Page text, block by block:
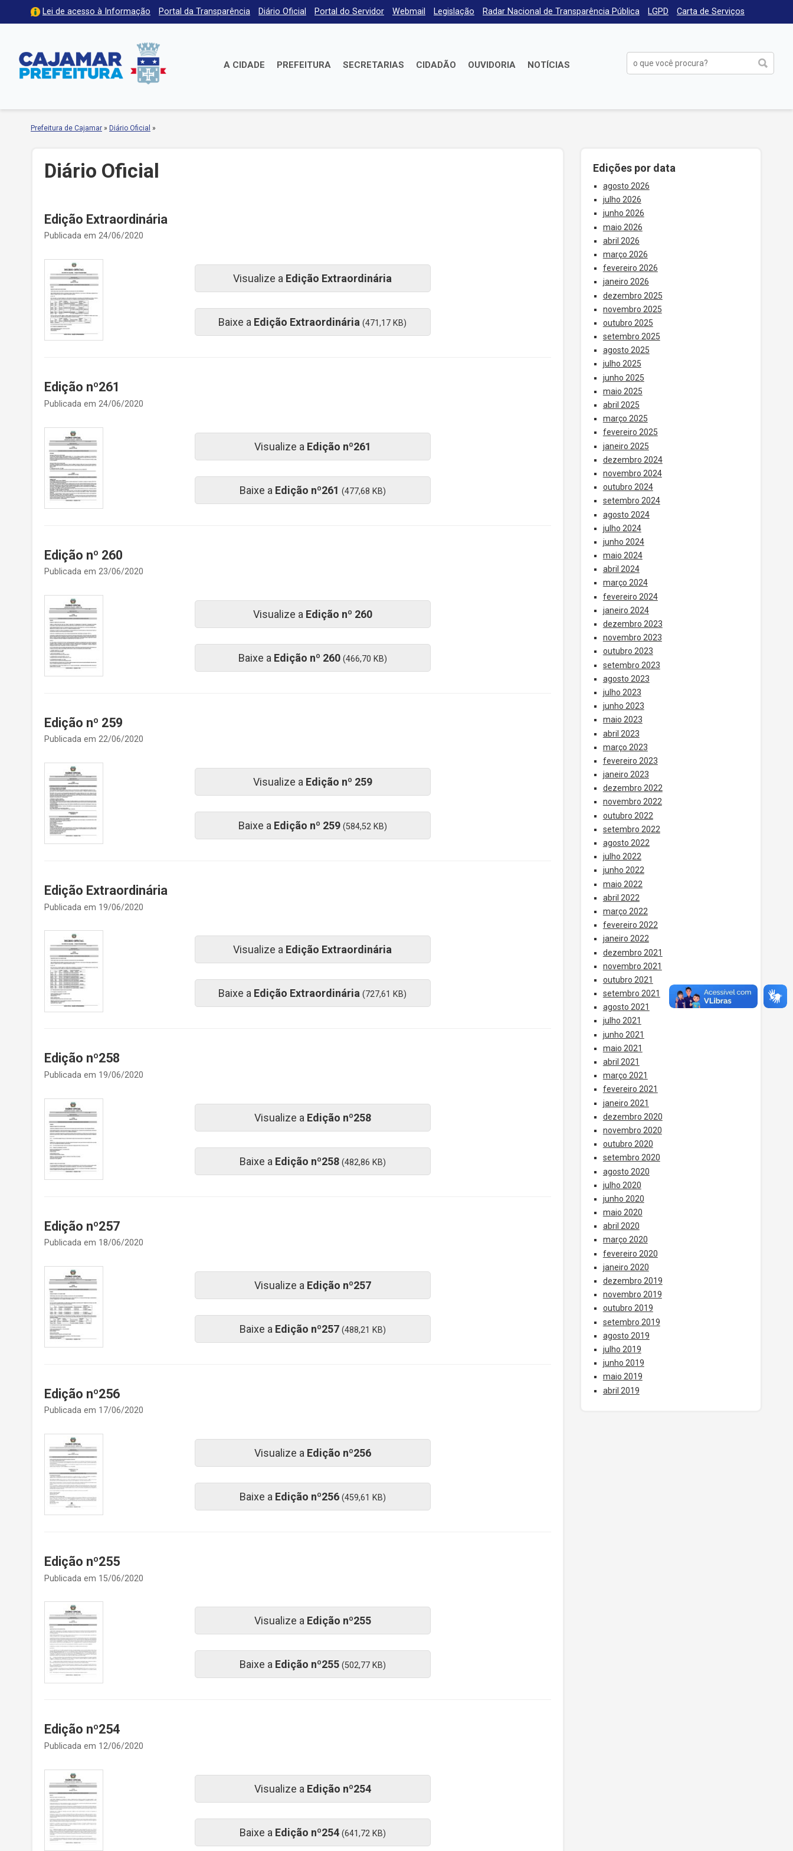
Lei de acesso à Informação Portal da Transparência Diário Oficial Portal do Servidor Webmail Legislação Radar Nacional de Transparência Pública LGPD Carta de Serviços
A CIDADE PREFEITURA SECRETARIAS CIDADÃO OUVIDORIA NOTÍCIAS
Prefeitura de Cajamar » Diário Oficial »
Diário Oficial
Edição Extraordinária
Publicada em 24/06/2020
Visualize a Edição Extraordinária
Baixe a Edição Extraordinária (471,17 KB)
Edição nº261
Publicada em 24/06/2020
Visualize a Edição nº261
Baixe a Edição nº261 (477,68 KB)
Edição nº 260
Publicada em 23/06/2020
Visualize a Edição nº 260
Baixe a Edição nº 260 (466,70 KB)
Edição nº 259
Publicada em 22/06/2020
Visualize a Edição nº 259
Baixe a Edição nº 259 (584,52 KB)
Edição Extraordinária
Publicada em 19/06/2020
Visualize a Edição Extraordinária
Baixe a Edição Extraordinária (727,61 KB)
Edição nº258
Publicada em 19/06/2020
Visualize a Edição nº258
Baixe a Edição nº258 (482,86 KB)
Edição nº257
Publicada em 18/06/2020
Visualize a Edição nº257
Baixe a Edição nº257 (488,21 KB)
Edição nº256
Publicada em 17/06/2020
Visualize a Edição nº256
Baixe a Edição nº256 (459,61 KB)
Edição nº255
Publicada em 15/06/2020
Visualize a Edição nº255
Baixe a Edição nº255 (502,77 KB)
Edição nº254
Publicada em 12/06/2020
Visualize a Edição nº254
Baixe a Edição nº254 (641,72 KB)
Edições por data
agosto 2026
julho 2026
junho 2026
maio 2026
abril 2026
março 2026
fevereiro 2026
janeiro 2026
dezembro 2025
novembro 2025
outubro 2025
setembro 2025
agosto 2025
julho 2025
junho 2025
maio 2025
abril 2025
março 2025
fevereiro 2025
janeiro 2025
dezembro 2024
novembro 2024
outubro 2024
setembro 2024
agosto 2024
julho 2024
junho 2024
maio 2024
abril 2024
março 2024
fevereiro 2024
janeiro 2024
dezembro 2023
novembro 2023
outubro 2023
setembro 2023
agosto 2023
julho 2023
junho 2023
maio 2023
abril 2023
março 2023
fevereiro 2023
janeiro 2023
dezembro 2022
novembro 2022
outubro 2022
setembro 2022
agosto 2022
julho 2022
junho 2022
maio 2022
abril 2022
março 2022
fevereiro 2022
janeiro 2022
dezembro 2021
novembro 2021
outubro 2021
setembro 2021
agosto 2021
julho 2021
junho 2021
maio 2021
abril 2021
março 2021
fevereiro 2021
janeiro 2021
dezembro 2020
novembro 2020
outubro 2020
setembro 2020
agosto 2020
julho 2020
junho 2020
maio 2020
abril 2020
março 2020
fevereiro 2020
janeiro 2020
dezembro 2019
novembro 2019
outubro 2019
setembro 2019
agosto 2019
julho 2019
junho 2019
maio 2019
abril 2019